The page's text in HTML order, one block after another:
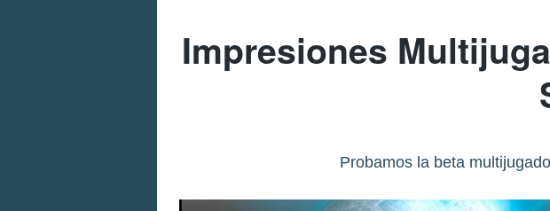
Impresiones
Probamos la beta